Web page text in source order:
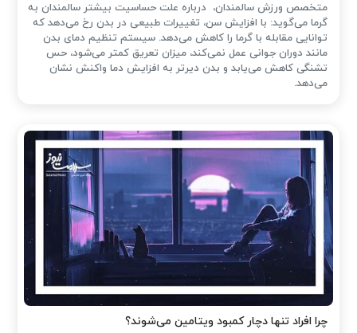
متخصص ورزش سالمندان، درباره علت حساسیت بیشتر سالمندان به
گرما می‌گوید: با افزایش سن، تغییرات طبیعی در بدن رخ می‌دهد که
توانایی مقابله با گرما را کاهش می‌دهد. سیستم تنظیم دمای بدن
مانند دوران جوانی عمل نمی‌کند، میزان تعریق کمتر می‌شود، حس
تشنگی کاهش می‌یابد و بدن دیرتر به افزایش دما واکنش نشان
می‌دهد.
چرا افراد تنها دچار کمبود ویتامین می‌شوند؟